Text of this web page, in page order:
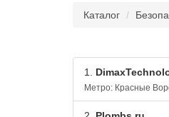
Каталог
1.
Метро: Красные